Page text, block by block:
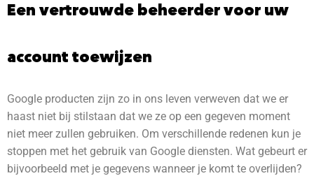
Een vertrouwde beheerder voor uw
account toewijzen
Google producten zijn zo in ons leven verweven dat we er
haast niet bij stilstaan dat we ze op een gegeven moment
niet meer zullen gebruiken. Om verschillende redenen kun je
stoppen met het gebruik van Google diensten. Wat gebeurt er
bijvoorbeeld met je gegevens wanneer je komt te overlijden?